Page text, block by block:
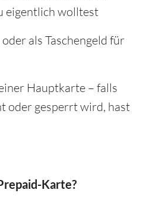
eigentlich wolltest
als Taschengeld für
Hauptkarte – falls
oder gesperrt wird, hast
Karte?